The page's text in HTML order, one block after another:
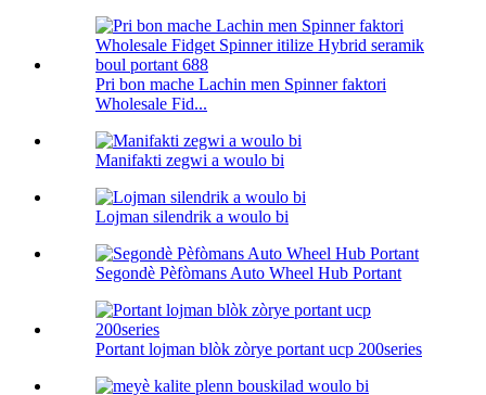
Pri bon mache Lachin men Spinner faktori
Wholesale Fid...
Manifakti zegwi a woulo bi
Lojman silendrik a woulo bi
Segondè Pèfòmans Auto Wheel Hub Portant
Portant lojman blòk zòrye portant ucp 200series